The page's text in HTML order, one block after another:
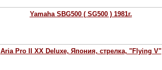
Yamaha SBG500 ( SG500 ) 1981г.
Aria Pro II XX Deluxe, Япония, стрелка, "Flying V"